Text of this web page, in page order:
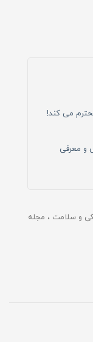
و معرفی
و سلامت
مجله